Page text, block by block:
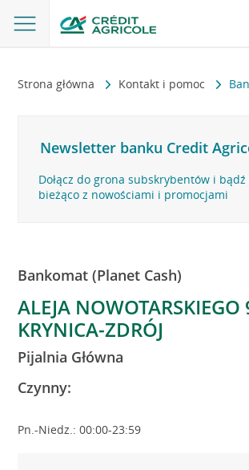
Strona główna Kontakt i pomoc
Newsletter banku Credit
Dołącz do grona subskrybentów i bądź
bieżąco z nowościami i promocjami
Bankomat (Planet Cash)
ALEJA NOWOTARSKIEGO
KRYNICA-ZDRÓJ
Pijalnia Główna
Czynny:
Pn.-Niedz.: 00:00-23:59